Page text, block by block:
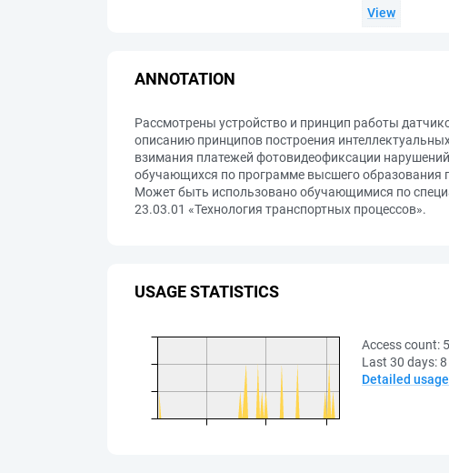
View
ANNOTATION
Рассмотрены устройство и принцип работы
описанию принципов построения
взимания платежей фотовидеофиксации
обучающихся по программе высшего образования
Может быть использовано обучающимися по
23.03.01 «Технология транспортных процессов».
USAGE STATISTICS
Access count:
Last 30 days:8
Detailed